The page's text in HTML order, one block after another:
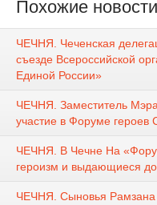
Похожие новости
ЧЕЧНЯ. Чеченская
съезде Всероссийской
Единой России»
ЧЕЧНЯ. Заместитель
участие в Форуме
ЧЕЧНЯ. В Чечне На
героизм и выдающиеся
ЧЕЧНЯ. Сыновья Рамзана